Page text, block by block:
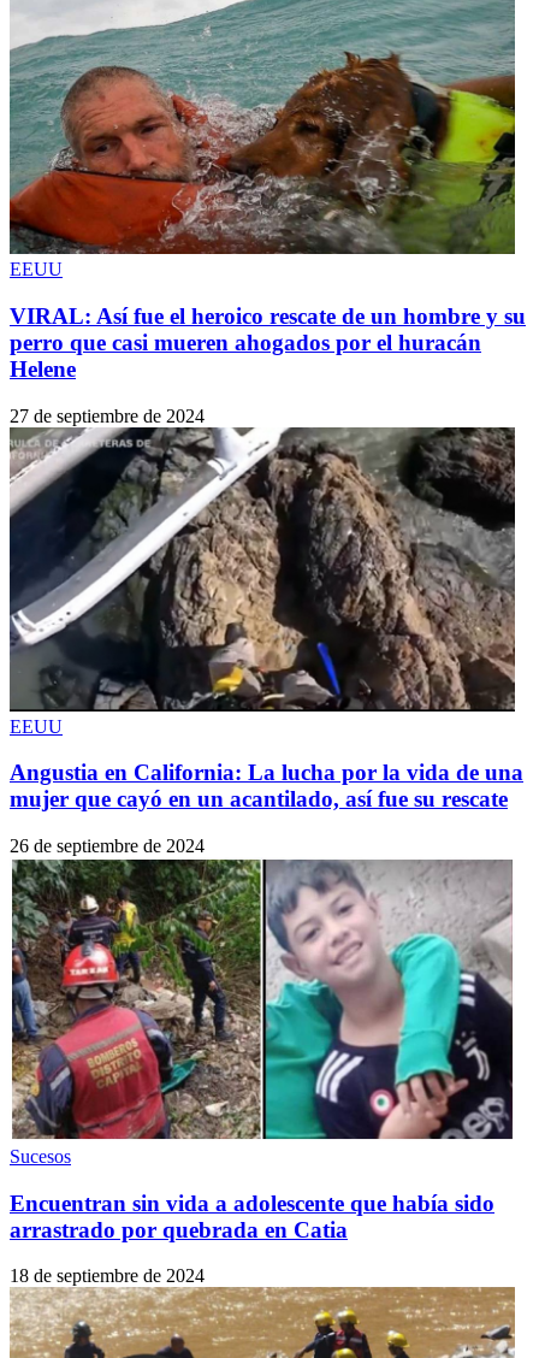
EEUU
VIRAL: Así fue el heroico rescate de un hombre y su
perro que casi mueren ahogados por el huracán
Helene
27 de septiembre de 2024
EEUU
Angustia en California: La lucha por la vida de una
mujer que cayó en un acantilado, así fue su rescate
26 de septiembre de 2024
Sucesos
Encuentran sin vida a adolescente que había sido
arrastrado por quebrada en Catia
18 de septiembre de 2024